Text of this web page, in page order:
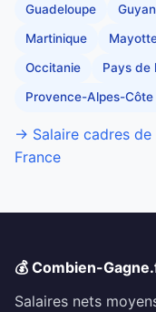
Guadeloupe
Martinique
Occitanie Pays de
Provence-Alpes-
→ Salaire cadres
France
💰 Combien-
Salaires nets